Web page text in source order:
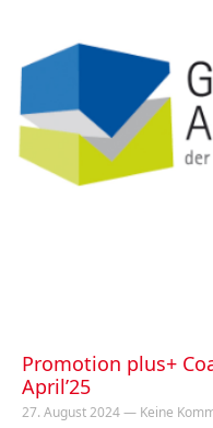
Promotion plus+
April’25
27. August 2024 Keine